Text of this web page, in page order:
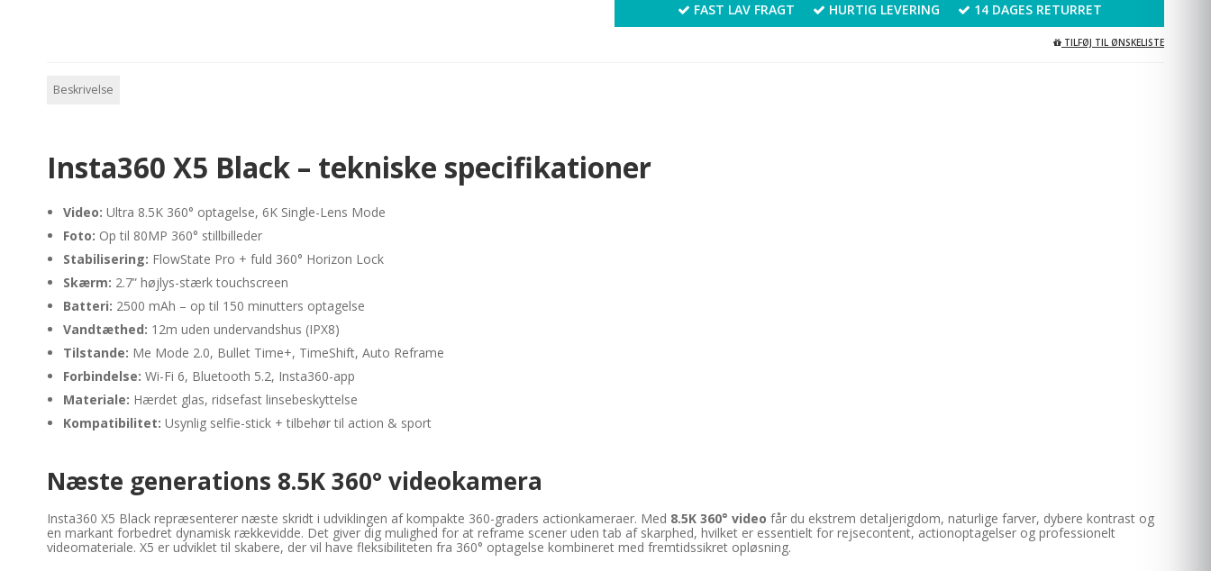
FAST LAV FRAGT HURTIG LEVERING 14 DAGES RETURRET
TILFØJ TIL ØNSKELISTE
Beskrivelse
Insta360 X5 Black – tekniske specifikationer
Video: Ultra 8.5K 360° optagelse, 6K Single-Lens Mode
Foto: Op til 80MP 360° stillbilleder
Stabilisering: FlowState Pro + fuld 360° Horizon Lock
Skærm: 2.7” højlys-stærk touchscreen
Batteri: 2500 mAh – op til 150 minutters optagelse
Vandtæthed: 12m uden undervandshus (IPX8)
Tilstande: Me Mode 2.0, Bullet Time+, TimeShift, Auto Reframe
Forbindelse: Wi-Fi 6, Bluetooth 5.2, Insta360-app
Materiale: Hærdet glas, ridsefast linsebeskyttelse
Kompatibilitet: Usynlig selfie-stick + tilbehør til action & sport
Næste generations 8.5K 360° videokamera
Insta360 X5 Black repræsenterer næste skridt i udviklingen af kompakte 360-graders actionkameraer. Med 8.5K 360° video får du ekstrem detaljerigdom, naturlige farver, dybere kontrast og
en markant forbedret dynamisk rækkevidde. Det giver dig mulighed for at reframe scener uden tab af skarphed, hvilket er essentielt for rejsecontent, actionoptagelser og professionelt
videomateriale. X5 er udviklet til skabere, der vil have fleksibiliteten fra 360° optagelse kombineret med fremtidssikret opløsning.